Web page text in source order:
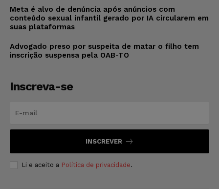
Meta é alvo de denúncia após anúncios com
conteúdo sexual infantil gerado por IA circularem em
suas plataformas
Advogado preso por suspeita de matar o filho tem
inscrição suspensa pela OAB-TO
Inscreva-se
INSCREVER
Li e aceito a Política de privacidade.